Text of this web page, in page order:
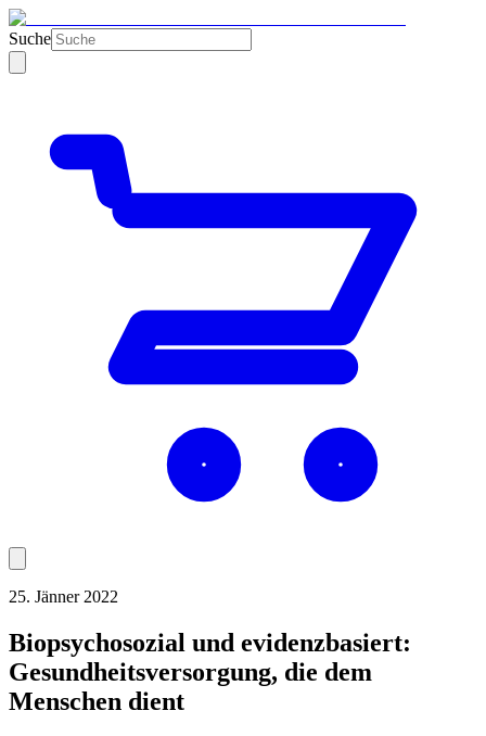
Suche
25. Jänner 2022
Biopsychosozial und evidenzbasiert:
Gesundheitsversorgung, die dem
Menschen dient